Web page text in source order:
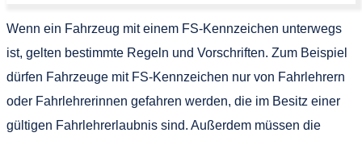
Wenn ein Fahrzeug mit einem FS-Kennzeichen unterwegs
ist, gelten bestimmte Regeln und Vorschriften. Zum Beispiel
dürfen Fahrzeuge mit FS-Kennzeichen nur von Fahrlehrern
oder Fahrlehrerinnen gefahren werden, die im Besitz einer
gültigen Fahrlehrerlaubnis sind. Außerdem müssen die